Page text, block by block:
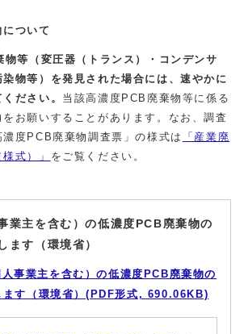
ついて
物等（変圧器（トランス）・コンデンサ
染物等）を発見された場合には、速やかに
ださい。 当該高濃度PCB廃棄物等に係る
お願いすることがあります。なお、調査
濃度PCB廃棄物調査票」の様式は
「産業廃
式）」 をご覧ください。
業主を含む）の低濃度PCB廃棄物の
ます（環境省）
事業主を含む）の低濃度PCB廃棄物の
ます（環境省）(PDF形式, 690.06KB)